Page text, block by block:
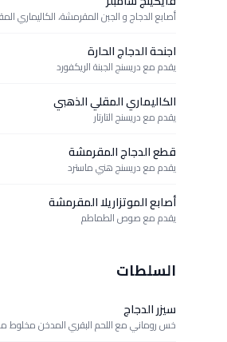
أصابع الدجاج و الجبن المقرمشة، الكاليماري المقلي، و
اجنحة الدجاج الحارة
يقدم مع دريسنج الجبنة الريكفورد
الكاليماري المقلي الذهبي
يقدم مع دريسنج التارتار
قطع الدجاج المقرمشة
يقدم مع دريسنج هني ماسترد
أصابع الموتزاريلا المقرمشة
يقدم مع صوص الطماطم
السلطات
سيزر الدجاج
خس روماني مع اللحم البقري المدخن مخلوط